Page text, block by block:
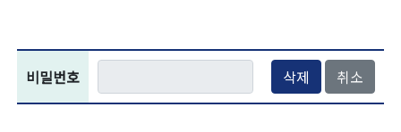
비밀번호 삭제 취소